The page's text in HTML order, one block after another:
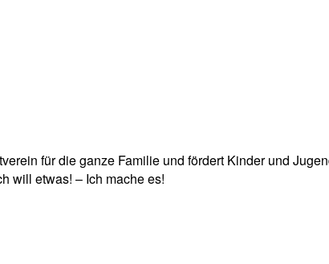
für die ganze Familie und fördert Kinder und
will etwas! – Ich mache es!